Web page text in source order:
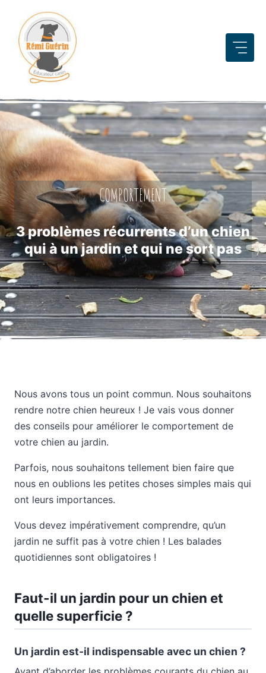
contenu
COMPORTEMENT
3 problèmes récurrents d’un chien
qui à un jardin et qui ne sort pas
Nous avons tous un point commun. Nous souhaitons
rendre notre chien heureux ! Je vais vous donner
des conseils pour améliorer le comportement de
votre chien au jardin.
Parfois, nous souhaitons tellement bien faire que
nous en oublions les petites choses simples mais qui
ont leurs importances.
Vous devez impérativement comprendre, qu’un
jardin ne suffit pas à votre chien ! Les balades
quotidiennes sont obligatoires !
Faut-il un jardin pour un chien et
quelle superficie ?
Un jardin est-il indispensable avec un chien ?